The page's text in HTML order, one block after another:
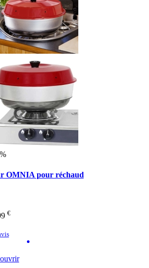
OMNIA pour réchaud
€